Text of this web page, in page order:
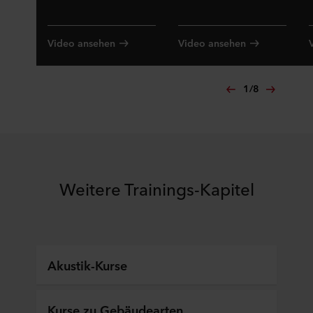
Video ansehen Video ansehen
1/8
Weitere Trainings-Kapitel
Akustik-Kurse